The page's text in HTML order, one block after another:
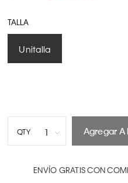
TALLA
Unitalla
QTY 1 Agregar A
ENVÍO GRATIS CON